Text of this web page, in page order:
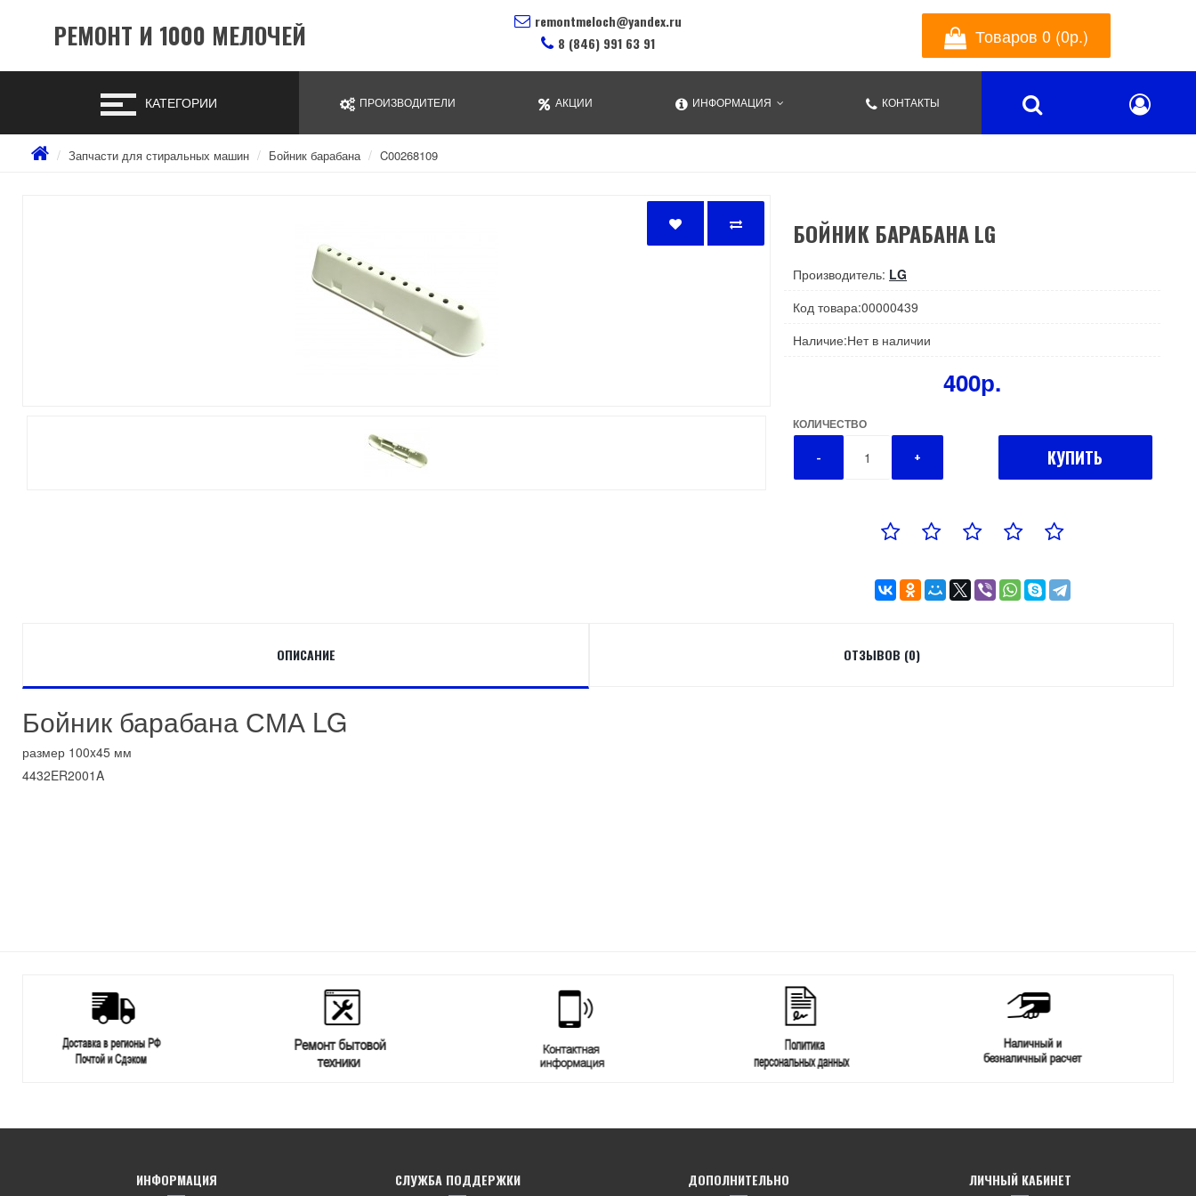
РЕМОНТ И 1000 МЕЛОЧЕЙ
remontmeloch@yandex.ru
8 (846) 991 63 91
Товаров 0 (0р.)
КАТЕГОРИИ ПРОИЗВОДИТЕЛИ АКЦИИ ИНФОРМАЦИЯ КОНТАКТЫ
Запчасти для стиральных машин Бойник барабана C00268109
БОЙНИК БАРАБАНА LG
Производитель: LG
Код товара:00000439
Наличие:Нет в наличии
400р.
КОЛИЧЕСТВО
- + КУПИТЬ
ОПИСАНИЕ ОТЗЫВОВ (0)
Бойник барабана СМА LG
размер 100x45 мм
4432ER2001A
ИНФОРМАЦИЯ СЛУЖБА ПОДДЕРЖКИ ДОПОЛНИТЕЛЬНО ЛИЧНЫЙ КАБИНЕТ